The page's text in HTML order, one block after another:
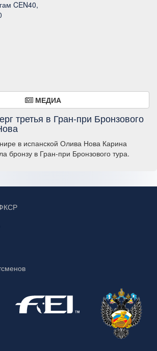
CEN40,
МЕДИА
третья в Гран-при Бронзового
в испанской Олива Нова Карина
бронзу в Гран-при Бронзового тура.